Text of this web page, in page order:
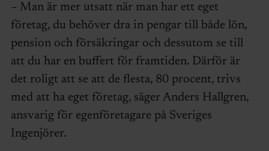
– Man är mer utsatt när man har ett eget
företag, du behöver dra in pengar till både lön,
pension och försäkringar och dessutom se till
att du har en buffert för framtiden. Därför är
det roligt att se att de flesta, 80 procent, trivs
med att ha eget företag, säger Anders Hallgren,
ansvarig för egenföretagare på Sveriges
Ingenjörer.